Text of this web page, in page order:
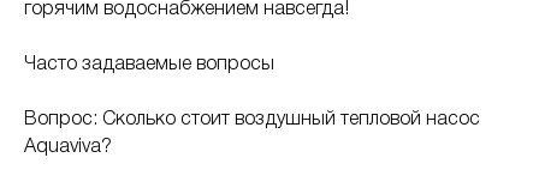
горячим водоснабжением навсегда!
Часто задаваемые вопросы
Вопрос: Сколько стоит воздушный тепловой насос
Aquaviva?